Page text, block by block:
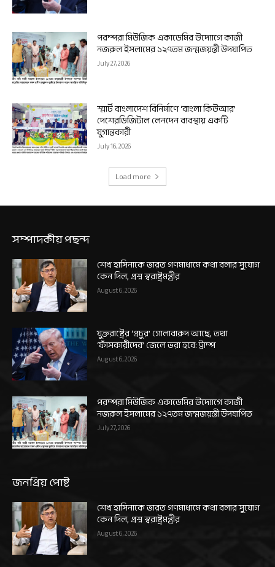
পরম্পরা মিউজিক একাডেমির উদ্যোগে কাজী
নজরুল ইসলামের ১২৭তম জন্মজয়ন্তী উদযাপিত
July 27, 2026
স্মার্ট বাংলাদেশ বিনির্মাণে ‘বাংলা কিউআর’
দেশেরডিজিটাল লেনদেন ব্যবস্থায় একটি
যুগান্তকারী
July 16, 2026
Load more
সম্পাদকীয় পছন্দ
শেখ হাসিনাকে ভারত গণমাধ্যমে কথা বলার সুযোগ
কেন দিল, প্রশ্ন স্বরাষ্ট্রমন্ত্রীর
August 6, 2026
যুক্তরাষ্ট্রের ‘প্রচুর’ গোলাবারুদ আছে, তথ্য
‘ফাঁসকারীদের’ জেলে ভরা হবে: ট্রাম্প
August 6, 2026
পরম্পরা মিউজিক একাডেমির উদ্যোগে কাজী
নজরুল ইসলামের ১২৭তম জন্মজয়ন্তী উদযাপিত
July 27, 2026
জনপ্রিয় পোষ্ট
শেখ হাসিনাকে ভারত গণমাধ্যমে কথা বলার সুযোগ
কেন দিল, প্রশ্ন স্বরাষ্ট্রমন্ত্রীর
August 6, 2026